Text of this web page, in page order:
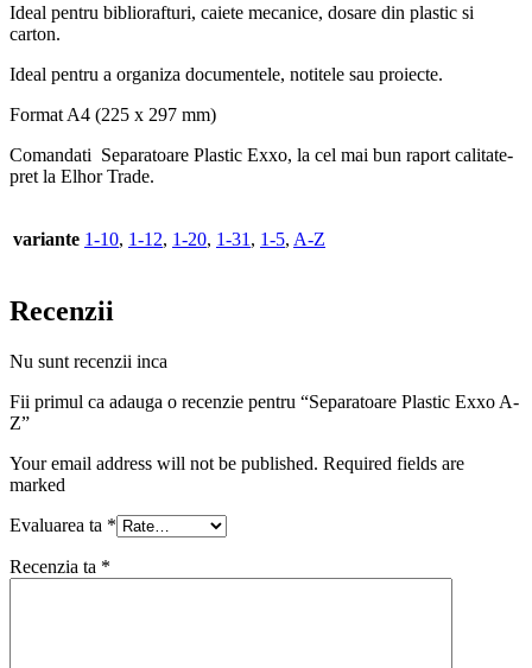
Ideal pentru bibliorafturi, caiete mecanice, dosare din plastic si
carton.
Ideal pentru a organiza documentele, notitele sau proiecte.
Format A4 (225 x 297 mm)
Comandati Separatoare Plastic Exxo, la cel mai bun raport calitate-
pret la Elhor Trade.
variante 1-10, 1-12, 1-20, 1-31 , 1-5, A-Z
Recenzii
Nu sunt recenzii inca
Fii primul ca adauga o recenzie pentru “Separatoare Plastic Exxo A-
Z”
Your email address will not be published. Required fields are
marked
Evaluarea ta *
Recenzia ta *